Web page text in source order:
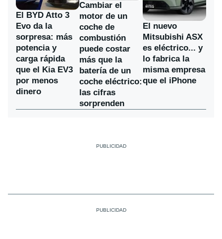
El BYD Atto 3
Evo da la
sorpresa: más
potencia y
carga rápida
que el Kia EV3
por menos
dinero
Cambiar el
motor de un
coche de
combustión
puede costar
más que la
batería de un
coche eléctrico:
las cifras
sorprenden
El nuevo
Mitsubishi ASX
es eléctrico... y
lo fabrica la
misma empresa
que el iPhone